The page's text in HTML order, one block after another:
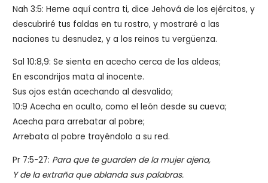
Nah 3:5: Heme aquí contra ti, dice Jehová de los ejércitos, y
descubriré tus faldas en tu rostro, y mostraré a las
naciones tu desnudez, y a los reinos tu vergüenza.
Sal 10:8,9: Se sienta en acecho cerca de las aldeas;
En escondrijos mata al inocente.
Sus ojos están acechando al desvalido;
10:9 Acecha en oculto, como el león desde su cueva;
Acecha para arrebatar al pobre;
Arrebata al pobre trayéndolo a su red.
Pr 7:5-27: Para que te guarden de la mujer ajena,
Y de la extraña que ablanda sus palabras.